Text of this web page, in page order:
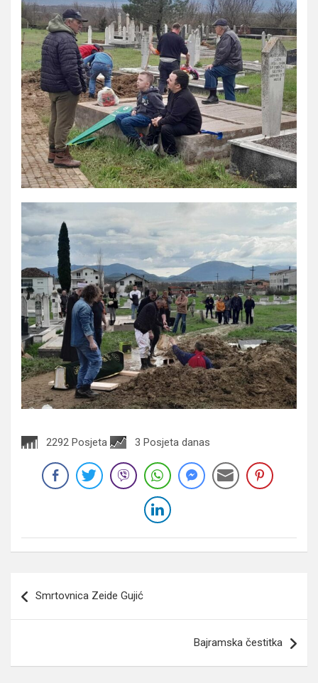
2292 Posjeta 3 Posjeta danas
članaka
Smrtovnica Zeide Gujić
Bajramska čestitka